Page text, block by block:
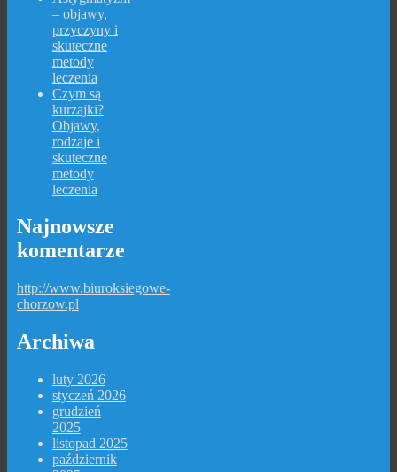
– objawy,
przyczyny i
skuteczne
metody
leczenia
Czym są
kurzajki?
Objawy,
rodzaje i
skuteczne
metody
leczenia
Najnowsze
komentarze
http://www.biuroksiegowe-
chorzow.pl
Archiwa
luty 2026
styczeń 2026
grudzień
2025
listopad 2025
październik